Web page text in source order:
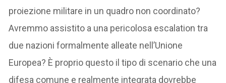
proiezione militare in un quadro non coordinato?
Avremmo assistito a una pericolosa escalation tra
due nazioni formalmente alleate nell’Unione
Europea? È proprio questo il tipo di scenario che una
difesa comune e realmente integrata dovrebbe